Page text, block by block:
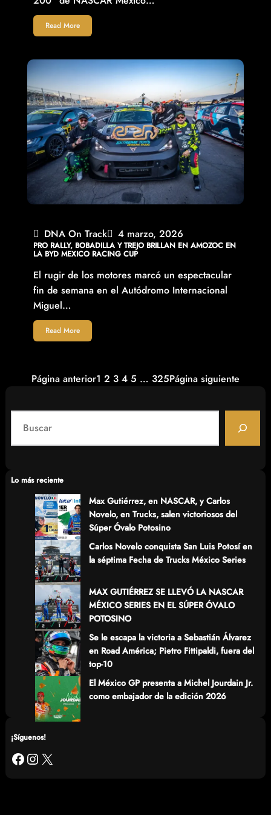
Read More
DNA On Track 4 marzo, 2026
PRO RALLY, BOBADILLA Y TREJO BRILLAN EN AMOZOC EN
LA BYD MEXICO RACING CUP
El rugir de los motores marcó un espectacular
fin de semana en el Autódromo Internacional
Miguel…
Read More
Página anterior1 2 3 4 5 … 325Página siguiente
a
cLo más reciente
Max Gutiérrez, en NASCAR, y Carlos
Novelo, en Trucks, salen victoriosos del
Súper Óvalo Potosino
Carlos Novelo conquista San Luis Potosí en
la séptima Fecha de Trucks México Series
MAX GUTIÉRREZ SE LLEVÓ LA NASCAR
MÉXICO SERIES EN EL SÚPER ÓVALO
POTOSINO
Se le escapa la victoria a Sebastián Álvarez
en Road América; Pietro Fittipaldi, fuera del
top-10
El México GP presenta a Michel Jourdain Jr.
como embajador de la edición 2026
¡Síguenos!
Facebook Instagram X